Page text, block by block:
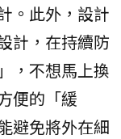
。此外，設計
計，在持續防
，不想馬上換
便的「緩
避免將外在細